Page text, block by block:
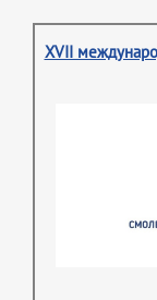
XVII